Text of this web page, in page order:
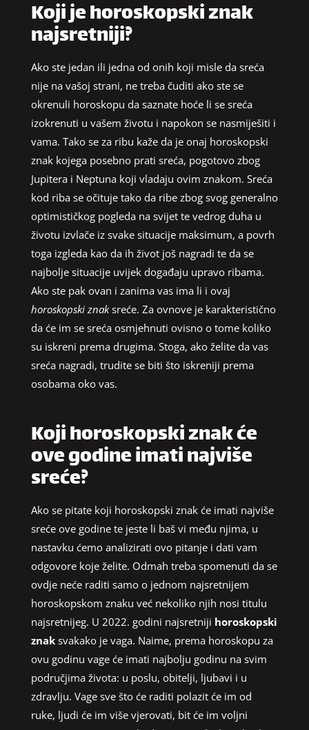
Koji je horoskopski znak
najsretniji?
Ako ste jedan ili jedna od onih koji misle da sreća
nije na vašoj strani, ne treba čuditi ako ste se
okrenuli horoskopu da saznate hoće li se sreća
izokrenuti u vašem životu i napokon se nasmiješiti i
vama. Tako se za ribu kaže da je onaj horoskopski
znak kojega posebno prati sreća, pogotovo zbog
Jupitera i Neptuna koji vladaju ovim znakom. Sreća
kod riba se očituje tako da ribe zbog svog generalno
optimističkog pogleda na svijet te vedrog duha u
životu izvlače iz svake situacije maksimum, a povrh
toga izgleda kao da ih život još nagradi te da se
najbolje situacije uvijek događaju upravo ribama.
Ako ste pak ovan i zanima vas ima li i ovaj
horoskopski znaksreće. Za ovnove je karakteristično
da će im se sreća osmjehnuti ovisno o tome koliko
su iskreni prema drugima. Stoga, ako želite da vas
sreća nagradi, trudite se biti što iskreniji prema
osobama oko vas.
Koji horoskopski znak će
ove godine imati najviše
sreće?
Ako se pitate koji horoskopski znak će imati najviše
sreće ove godine te jeste li baš vi među njima, u
nastavku ćemo analizirati ovo pitanje i dati vam
odgovore koje želite. Odmah treba spomenuti da se
ovdje neće raditi samo o jednom najsretnijem
horoskopskom znaku već nekoliko njih nosi titulu
najsretnijeg. U 2022. godini najsretniji horoskopski
znaksvakako je vaga. Naime, prema horoskopu za
ovu godinu vage će imati najbolju godinu na svim
područjima života: u poslu, obitelji, ljubavi i u
zdravlju. Vage sve što će raditi polazit će im od
ruke, ljudi će im više vjerovati, bit će im voljni